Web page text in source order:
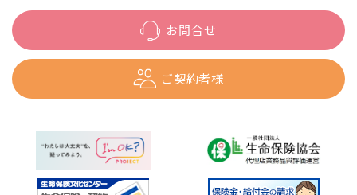
お問合せ
ご契約者様